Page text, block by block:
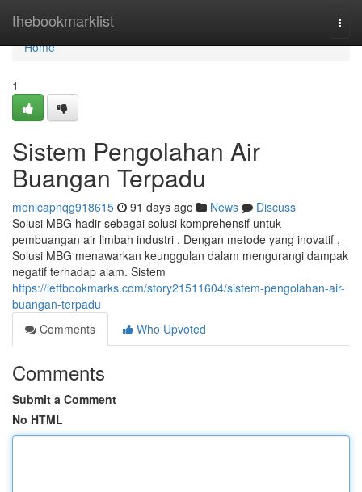
thebookmarklist
Home
Home
1
Sistem Pengolahan Air
Buangan Terpadu
monicapnqg918615 91 days ago News
Discuss
Solusi MBG hadir sebagai solusi komprehensif untuk
pembuangan air limbah industri . Dengan metode yang inovatif ,
Solusi MBG menawarkan keunggulan dalam mengurangi dampak
negatif terhadap alam. Sistem
https://leftbookmarks.com/story21511604/sistem-pengolahan-air-
buangan-terpadu
Comments
Who Upvoted
Comments
Submit a Comment
No HTML